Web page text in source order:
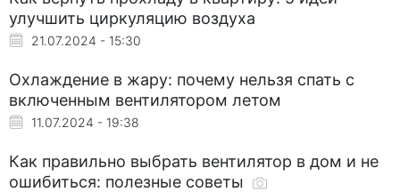
улучшить циркуляцию воздуха
21.07.2024 - 15:30
Охлаждение в жару: почему нельзя спать с
включенным вентилятором летом
11.07.2024 - 19:38
Как правильно выбрать вентилятор в дом и не
ошибиться: полезные советы